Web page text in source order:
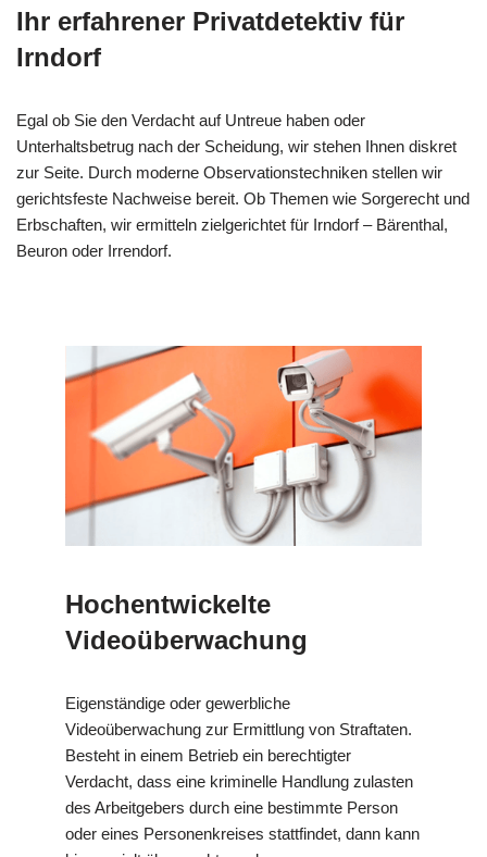
Ihr erfahrener Privatdetektiv für
Irndorf
Egal ob Sie den Verdacht auf Untreue haben oder
Unterhaltsbetrug nach der Scheidung, wir stehen Ihnen diskret
zur Seite. Durch moderne Observationstechniken stellen wir
gerichtsfeste Nachweise bereit. Ob Themen wie Sorgerecht und
Erbschaften, wir ermitteln zielgerichtet für Irndorf – Bärenthal,
Beuron oder Irrendorf.
Hochentwickelte
Videoüberwachung
Eigenständige oder gewerbliche
Videoüberwachung zur Ermittlung von Straftaten.
Besteht in einem Betrieb ein berechtigter
Verdacht, dass eine kriminelle Handlung zulasten
des Arbeitgebers durch eine bestimmte Person
oder eines Personenkreises stattfindet, dann kann